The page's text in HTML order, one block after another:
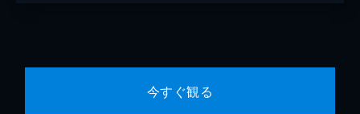
今すぐ観る